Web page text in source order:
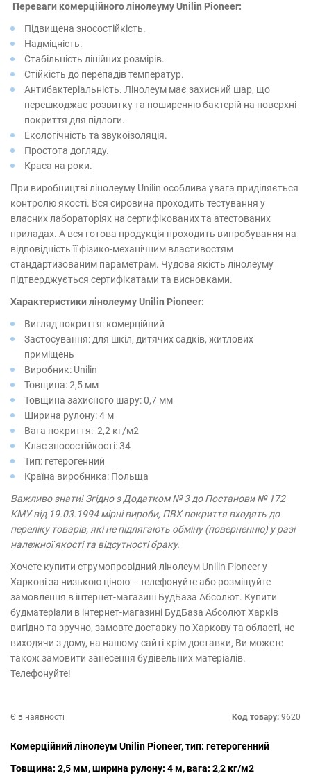
Переваги комерційного лінолеуму Unilin Pioneer:
Підвищена зносостійкість.
Надміцність.
Стабільність лінійних розмірів.
Стійкість до перепадів температур.
Антибактеріальність. Лінолеум має захисний шар, що
перешкоджає розвитку та поширенню бактерій на поверхні
покриття для підлоги.
Екологічність та звукоізоляція.
Простота догляду.
Краса на роки.
При виробництві лінолеуму Unilin особлива увага приділяється
контролю якості. Вся сировина проходить тестування у
власних лабораторіях на сертифікованих та атестованих
приладах. А вся готова продукція проходить випробування на
відповідність її фізико-механічним властивостям
стандартизованим параметрам. Чудова якість лінолеуму
підтверджується сертифікатами та висновками.
Характеристики лінолеуму Unilin Pioneer​:
Вигляд покриття: комерційний
Застосування: для шкіл, дитячих садків, житлових
приміщень
Виробник: Unilin
Товщина: 2,5 мм
Товщина захисного шару: 0,7 мм
Ширина рулону: 4 м
Вага покриття: 2,2 кг/м2
Клас зносостійкості: 34
Тип: гетерогенний
Країна виробника: Польща
Важливо знати! Згідно з Додатком № 3 до Постанови № 172
КМУ від 19.03.1994 мірні вироби, ПВХ покриття входять до
переліку товарів, які не підлягають обміну (поверненню) у разі
належної якості та відсутності браку.
Хочете купити струмопровідний лінолеум Unilin Pioneer у
Харкові за низькою ціною – телефонуйте або розміщуйте
замовлення в інтернет-магазині БудБаза Абсолют. Купити
будматеріали в інтернет-магазині БудБаза Абсолют Харків
вигідно та зручно, замовте доставку по Харкову та області, не
виходячи з дому, на нашому сайті крім доставки, Ви можете
також замовити занесення будівельних матеріалів.
Телефонуйте!
Є в наявності Код товару: 9620
Комерційний лінолеум Unilin Pioneer, тип: гетерогенний
Товщина: 2,5 мм, ширина рулону: 4 м, вага: 2,2 кг/м2